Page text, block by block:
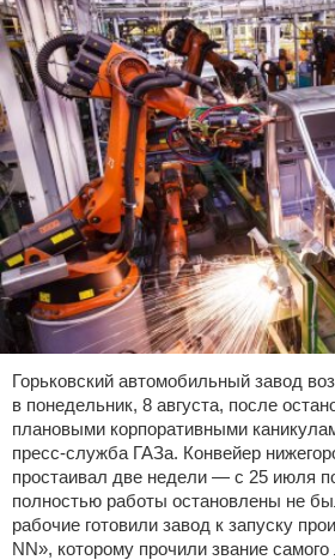
Горьковский автомобильный завод
в понедельник, 8 августа, после
плановыми корпоративными
пресс-служба ГАЗа. Конвейер
простаивал две недели — с 25 июля
полностью работы остановлены не
рабочие готовили завод к запуску
NN», которому прочили звание самого